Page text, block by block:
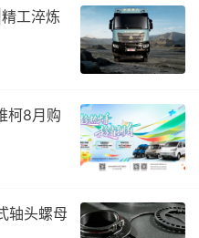
工淬炼
柯8月购
轴头螺母